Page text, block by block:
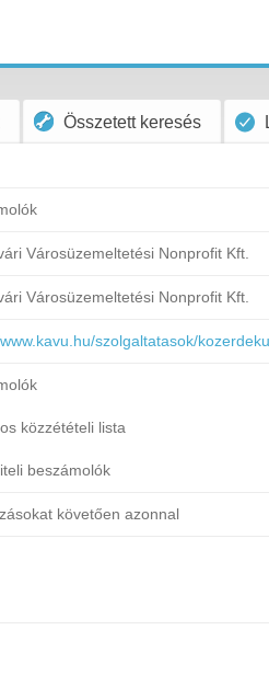
Összetett keresés
Városüzemeltetési Nonprofit Kft.
Városüzemeltetési Nonprofit Kft.
szolgaltatasok/
közzétételi lista
beszámolók
követően azonnal